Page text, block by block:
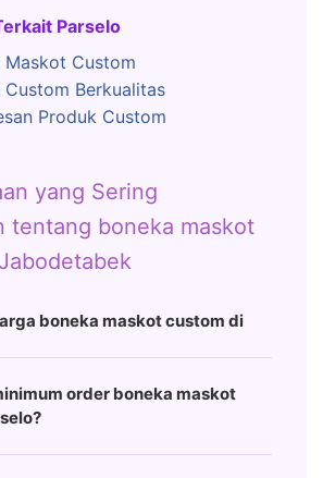
Parselo
Maskot Custom
Custom Berkualitas
Produk Custom
yang Sering
tentang boneka maskot
boneka maskot custom di
order boneka maskot